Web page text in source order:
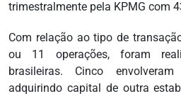
trimestralmente pela KPMG com
Com relação ao tipo de
ou 11 operações, foram
brasileiras. Cinco
adquirindo capital de outra